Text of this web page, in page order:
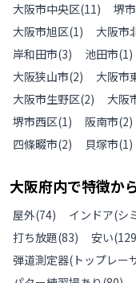
大阪市中央区(11) 堺
大阪市旭区(1) 大阪市
岸和田市(3) 池田市(1)
大阪狭山市(2) 大阪市
大阪市生野区(2) 大阪
堺市西区(1) 阪南市(2)
四條畷市(2) 貝塚市(1)
大阪府内で特徴か
屋外(74) インドア(シ
打ち放題(83) 安い(129
弾道測定器(トップレー